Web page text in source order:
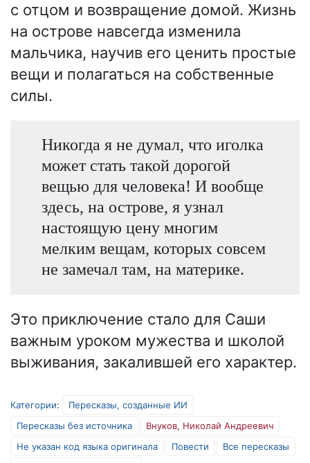
с отцом и возвращение домой. Жизнь
на острове навсегда изменила
мальчика, научив его ценить простые
вещи и полагаться на собственные
силы.
Никогда я не думал, что иголка
может стать такой дорогой
вещью для человека! И вообще
здесь, на острове, я узнал
настоящую цену многим
мелким вещам, которых совсем
не замечал там, на материке.
Это приключение стало для Саши
важным уроком мужества и школой
выживания, закалившей его характер.
Категории:
Пересказы, созданные ИИ
Пересказы без источника
Внуков, Николай Андреевич
Не указан код языка оригинала
Повести
Все пересказы